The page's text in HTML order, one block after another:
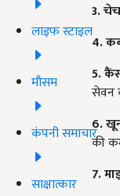
लाइफ स्टाइल
मौसम
कंपनी समाचार
साक्षात्कार
3.
4.
5.
सेवन
6.
की
7.